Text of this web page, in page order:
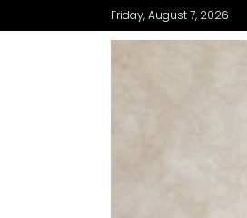
Friday, August 7, 2026